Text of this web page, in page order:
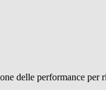
delle performance